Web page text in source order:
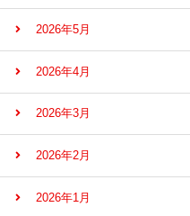
2026年5月
2026年4月
2026年3月
2026年2月
2026年1月